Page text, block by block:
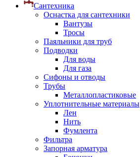
Сантехника
Оснастка для сантехники
Вантузы
Тросы
Паяльники для труб
Подводки
Для воды
Для газа
Сифоны и отводы
Трубы
Металлопластиковые
Уплотнительные материалы
Лен
Нить
Фумлента
Фильтра
Запорная арматура